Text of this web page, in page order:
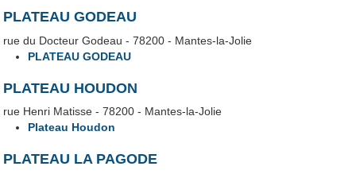
PLATEAU GODEAU
rue du Docteur Godeau - 78200 - Mantes-la-Jolie
PLATEAU GODEAU
PLATEAU HOUDON
rue Henri Matisse - 78200 - Mantes-la-Jolie
Plateau Houdon
PLATEAU LA PAGODE